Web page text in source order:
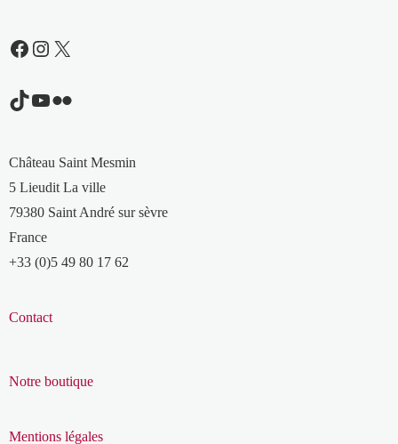
Facebook
Instagram
X
TikTok
YouTube
Flickr
Château Saint Mesmin
5 Lieudit La ville
79380 Saint André sur sèvre
France
+33 (0)5 49 80 17 62
Contact
Notre boutique
Mentions légales